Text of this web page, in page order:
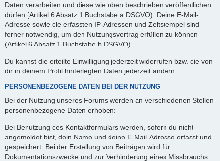
Daten verarbeiten und diese wie oben beschrieben veröffentlichen
dürfen (Artikel 6 Absatz 1 Buchstabe a DSGVO). Deine E-Mail-
Adresse sowie die erfassten IP-Adressen und Zeitstempel sind
ferner notwendig, um den Nutzungsvertrag erfüllen zu können
(Artikel 6 Absatz 1 Buchstabe b DSGVO).
Du kannst die erteilte Einwilligung jederzeit widerrufen bzw. die von
dir in deinem Profil hinterlegten Daten jederzeit ändern.
PERSONENBEZOGENE DATEN BEI DER NUTZUNG
Bei der Nutzung unseres Forums werden an verschiedenen Stellen
personenbezogene Daten erhoben:
Bei Benutzung des Kontaktformulars werden, sofern du nicht
angemeldet bist, dein Name und deine E-Mail-Adresse erfasst und
gespeichert. Bei der Erstellung von Beiträgen wird für
Dokumentationszwecke und zur Verhinderung eines Missbrauchs